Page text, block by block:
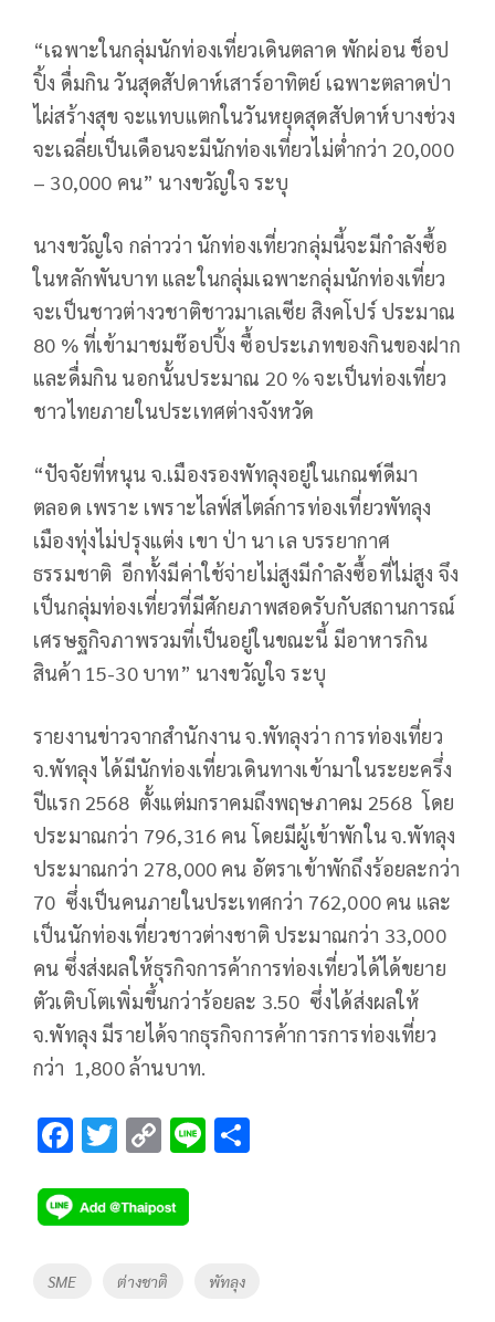
“เฉพาะในกลุ่มนักท่องเที่ยวเดินตลาด พักผ่อน ช็อป
ปิ้ง ดื่มกิน วันสุดสัปดาห์เสาร์อาทิตย์ เฉพาะตลาดป่า
ไผ่สร้างสุข จะแทบแตกในวันหยุดสุดสัปดาห์บางช่วง
จะเฉลี่ยเป็นเดือนจะมีนักท่องเที่ยวไม่ต่ำกว่า 20,000
– 30,000 คน” นางขวัญใจ ระบุ
นางขวัญใจ กล่าวว่า นักท่องเที่ยวกลุ่มนี้จะมีกำลังซื้อ
ในหลักพันบาท และในกลุ่มเฉพาะกลุ่มนักท่องเที่ยว
จะเป็นชาวต่างวชาติชาวมาเลเซีย สิงคโปร์ ประมาณ
80 % ที่เข้ามาชมช๊อปปิ้ง ซื้อประเภทของกินของฝาก
และดื่มกิน นอกนั้นประมาณ 20 % จะเป็นท่องเที่ยว
ชาวไทยภายในประเทศต่างจังหวัด
“ปัจจัยที่หนุน จ.เมืองรองพัทลุงอยู่ในเกณฑ์ดีมา
ตลอด เพราะ เพราะไลฟ์สไตล์การท่องเที่ยวพัทลุง
เมืองทุ่งไม่ปรุงแต่ง เขา ป่า นา เล บรรยากาศ
ธรรมชาติ อีกทั้งมีค่าใช้จ่ายไม่สูงมีกำลังซื้อที่ไม่สูง จึง
เป็นกลุ่มท่องเที่ยวที่มีศักยภาพสอดรับกับสถานการณ์
เศรษฐกิจภาพรวมที่เป็นอยู่ในขณะนี้ มีอาหารกิน
สินค้า 15-30 บาท” นางขวัญใจ ระบุ
รายงานข่าวจากสำนักงาน จ.พัทลุงว่า การท่องเที่ยว
จ.พัทลุง ได้มีนักท่องเที่ยวเดินทางเข้ามาในระยะครึ่ง
ปีแรก 2568 ตั้งแต่มกราคมถึงพฤษภาคม 2568 โดย
ประมาณกว่า 796,316 คน โดยมีผู้เข้าพักใน จ.พัทลุง
ประมาณกว่า 278,000 คน อัตราเข้าพักถึงร้อยละกว่า
70 ซึ่งเป็นคนภายในประเทศกว่า 762,000 คน และ
เป็นนักท่องเที่ยวชาวต่างชาติ ประมาณกว่า 33,000
คน ซึ่งส่งผลให้ธุรกิจการค้าการท่องเที่ยวได้ได้ขยาย
ตัวเติบโตเพิ่มขึ้นกว่าร้อยละ 3.50 ซึ่งได้ส่งผลให้
จ.พัทลุง มีรายได้จากธุรกิจการค้าการการท่องเที่ยว
กว่า 1,800 ล้านบาท.
F
e
b
o
T
tt
er
C
p
y
Li
Li
Tags
SME ต่างชาติ พัทลุง